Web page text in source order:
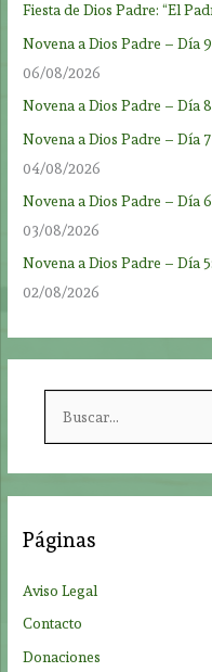
Fiesta de Dios Padre: “El
Novena a Dios Padre – Día
06/08/2026
Novena a Dios Padre – Día
Novena a Dios Padre – Día
04/08/2026
Novena a Dios Padre – Día
03/08/2026
Novena a Dios Padre – Día
02/08/2026
r
:
Páginas
Aviso Legal
Contacto
Donaciones